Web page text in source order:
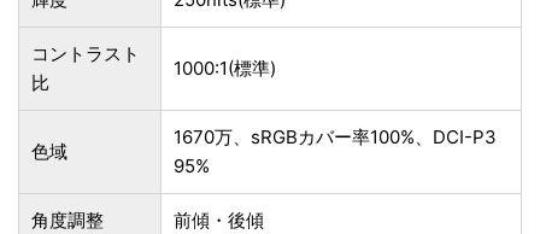
コントラスト
比
1000:1(標準)
色域
1670万、sRGBカバー率100%、DCI-P3
95%
角度調整 前傾・後傾